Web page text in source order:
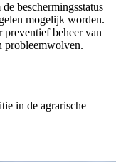
beschermingsstatus
mogelijk worden.
beheer van
probleemwolven.
in de agrarische